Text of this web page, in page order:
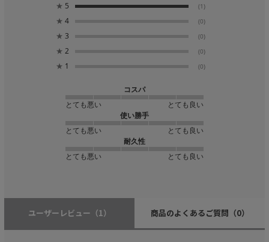
★ 5 (1)
★ 4 (0)
★ 3 (0)
★ 2 (0)
★ 1 (0)
コスパ
とても悪い
とても良い
使い勝手
とても悪い
とても良い
耐久性
とても悪い
とても良い
ユーザーレビュー （1） 商品のよくあるご質問 （0）